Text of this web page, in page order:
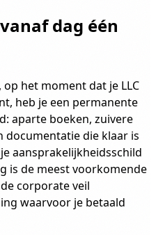
dag één
het moment dat je LLC
heb je een permanente
aparte boeken, zuivere
documentatie die klaar is
aansprakelijkheidsschild
is de meest voorkomende
corporate veil
waarvoor je betaald